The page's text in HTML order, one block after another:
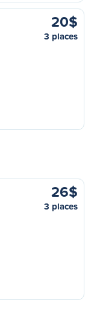
20$
3 places
26$
3 places